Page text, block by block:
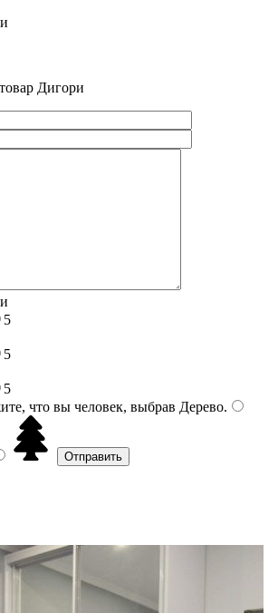
Дигори
5
5
5
что вы человек, выбрав Дерево.